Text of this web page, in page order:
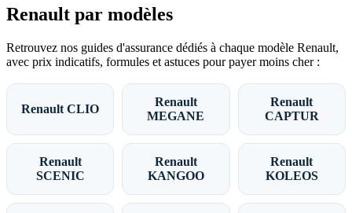
Renault par modèles
Retrouvez nos guides d'assurance dédiés à chaque modèle Renault,
avec prix indicatifs, formules et astuces pour payer moins cher :
Renault CLIO
Renault
MEGANE
Renault
CAPTUR
Renault
SCENIC
Renault
KANGOO
Renault
KOLEOS